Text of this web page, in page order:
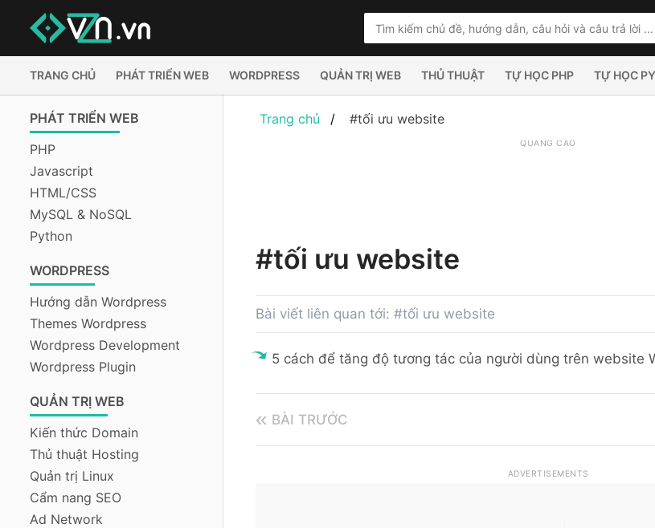
TRANG CHỦ PHÁT TRIỂN WEB WORDPRESS QUẢN TRỊ WEB THỦ THUẬT TỰ HỌC PHP TỰ HỌC
PHÁT TRIỂN WEB
PHP
Javascript
HTML/CSS
MySQL & NoSQL
Python
WORDPRESS
Hướng dẫn Wordpress
Themes Wordpress
Wordpress Development
Wordpress Plugin
QUẢN TRỊ WEB
Kiến thức Domain
Thủ thuật Hosting
Quản trị Linux
Cẩm nang SEO
Ad Network
Trang chủ #tối ưu website
QUẢNG CÁO
#tối ưu website
Bài viết liên quan tới: #tối ưu website
5 cách để tăng độ tương tác của người dùng trên website
BÀI TRƯỚC
ADVERTISEMENTS